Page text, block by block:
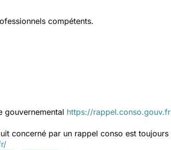
compétents.
gouvernemental https://rappel.conso.gouv.fr
concerné par un rappel conso est toujours